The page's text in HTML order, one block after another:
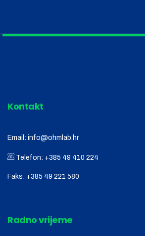
Kontakt
Email: info@ohmlab.hr
Telefon: +385 49 410 224
Faks: +385 49 221 580
Radno vrijeme